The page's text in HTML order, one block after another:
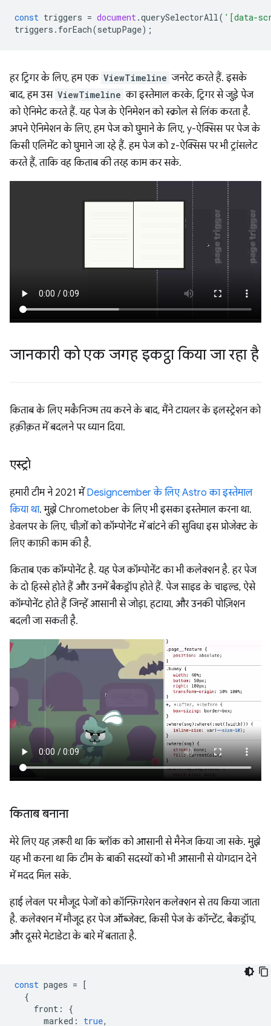
const triggers = document.querySelectorAll( '[data-
triggers . forEach(setupPage);
हर ट्रिगर के लिए, हम एक ViewTimeline जनरेट करते हैं. इसके
बाद, हम उस ViewTimeline का इस्तेमाल करके, ट्रिगर से जुड़े पेज
को ऐनिमेट करते हैं. यह पेज के ऐनिमेशन को स्क्रोल से लिंक करता है.
अपने ऐनिमेशन के लिए, हम पेज को घुमाने के लिए, y-ऐक्सिस पर पेज के
किसी एलिमेंट को घुमाने जा रहे हैं. हम पेज को z-ऐक्सिस पर भी ट्रांसलेट
करते हैं, ताकि वह किताब की तरह काम कर सके.
जानकारी को एक जगह इकट्ठा किया जा रहा है
किताब के लिए मकैनिज्म तय करने के बाद, मैंने टायलर के इलस्ट्रेशन को
हक़ीक़त में बदलने पर ध्यान दिया.
एस्ट्रो
हमारी टीम ने 2021 मेंDesigncember के लिए Astro का इस्तेमाल
किया था. मुझे Chrometober के लिए भी इसका इस्तेमाल करना था.
डेवलपर के लिए, चीज़ों को कॉम्पोनेंट में बांटने की सुविधा इस प्रोजेक्ट के
लिए काफ़ी काम की है.
किताब एक कॉम्पोनेंट है. यह पेज कॉम्पोनेंट का भी कलेक्शन है. हर पेज
के दो हिस्से होते हैं और उनमें बैकड्रॉप होते हैं. पेज साइड के चाइल्ड, ऐसे
कॉम्पोनेंट होते हैं जिन्हें आसानी से जोड़ा, हटाया, और उनकी पोज़िशन
बदली जा सकती है.
किताब बनाना
मेरे लिए यह ज़रूरी था कि ब्लॉक को आसानी से मैनेज किया जा सके. मुझे
यह भी करना था कि टीम के बाकी सदस्यों को भी आसानी से योगदान देने
में मदद मिल सके.
हाई लेवल पर मौजूद पेजों को कॉन्फ़िगरेशन कलेक्शन से तय किया जाता
है. कलेक्शन में मौजूद हर पेज ऑब्जेक्ट, किसी पेज के कॉन्टेंट, बैकड्रॉप,
और दूसरे मेटाडेटा के बारे में बताता है.
const pages = [
{
front :
{
marked : true,